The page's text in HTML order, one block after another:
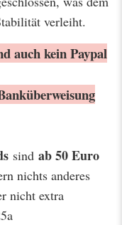
verleiht.
auch kein Paypal
sind ab 50 Euro
nichts anderes
nicht extra